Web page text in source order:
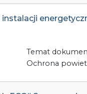
instalacji
Temat
Ochrona